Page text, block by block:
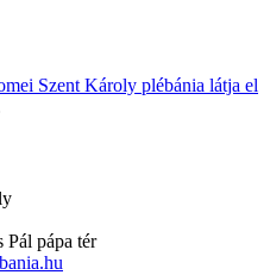
Szent Károly plébánia látja el
Pál pápa tér